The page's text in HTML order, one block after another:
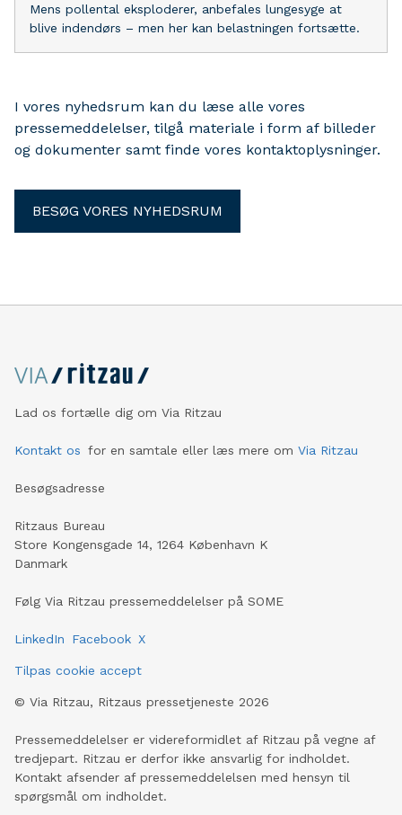
Mens pollental eksploderer, anbefales lungesyge at
blive indendørs – men her kan belastningen fortsætte.
I vores nyhedsrum kan du læse alle vores
pressemeddelelser, tilgå materiale i form af billeder
og dokumenter samt finde vores kontaktoplysninger.
BESØG VORES NYHEDSRUM
Lad os fortælle dig om Via Ritzau
Kontakt os for en samtale eller læs mere om Via Ritzau
Besøgsadresse
Ritzaus Bureau
Store Kongensgade 14, 1264 København K
Danmark
Følg Via Ritzau pressemeddelelser på SOME
LinkedIn Facebook X
Tilpas cookie accept
© Via Ritzau, Ritzaus pressetjeneste 2026
Pressemeddelelser er videreformidlet af Ritzau på vegne af
tredjepart. Ritzau er derfor ikke ansvarlig for indholdet.
Kontakt afsender af pressemeddelelsen med hensyn til
spørgsmål om indholdet.